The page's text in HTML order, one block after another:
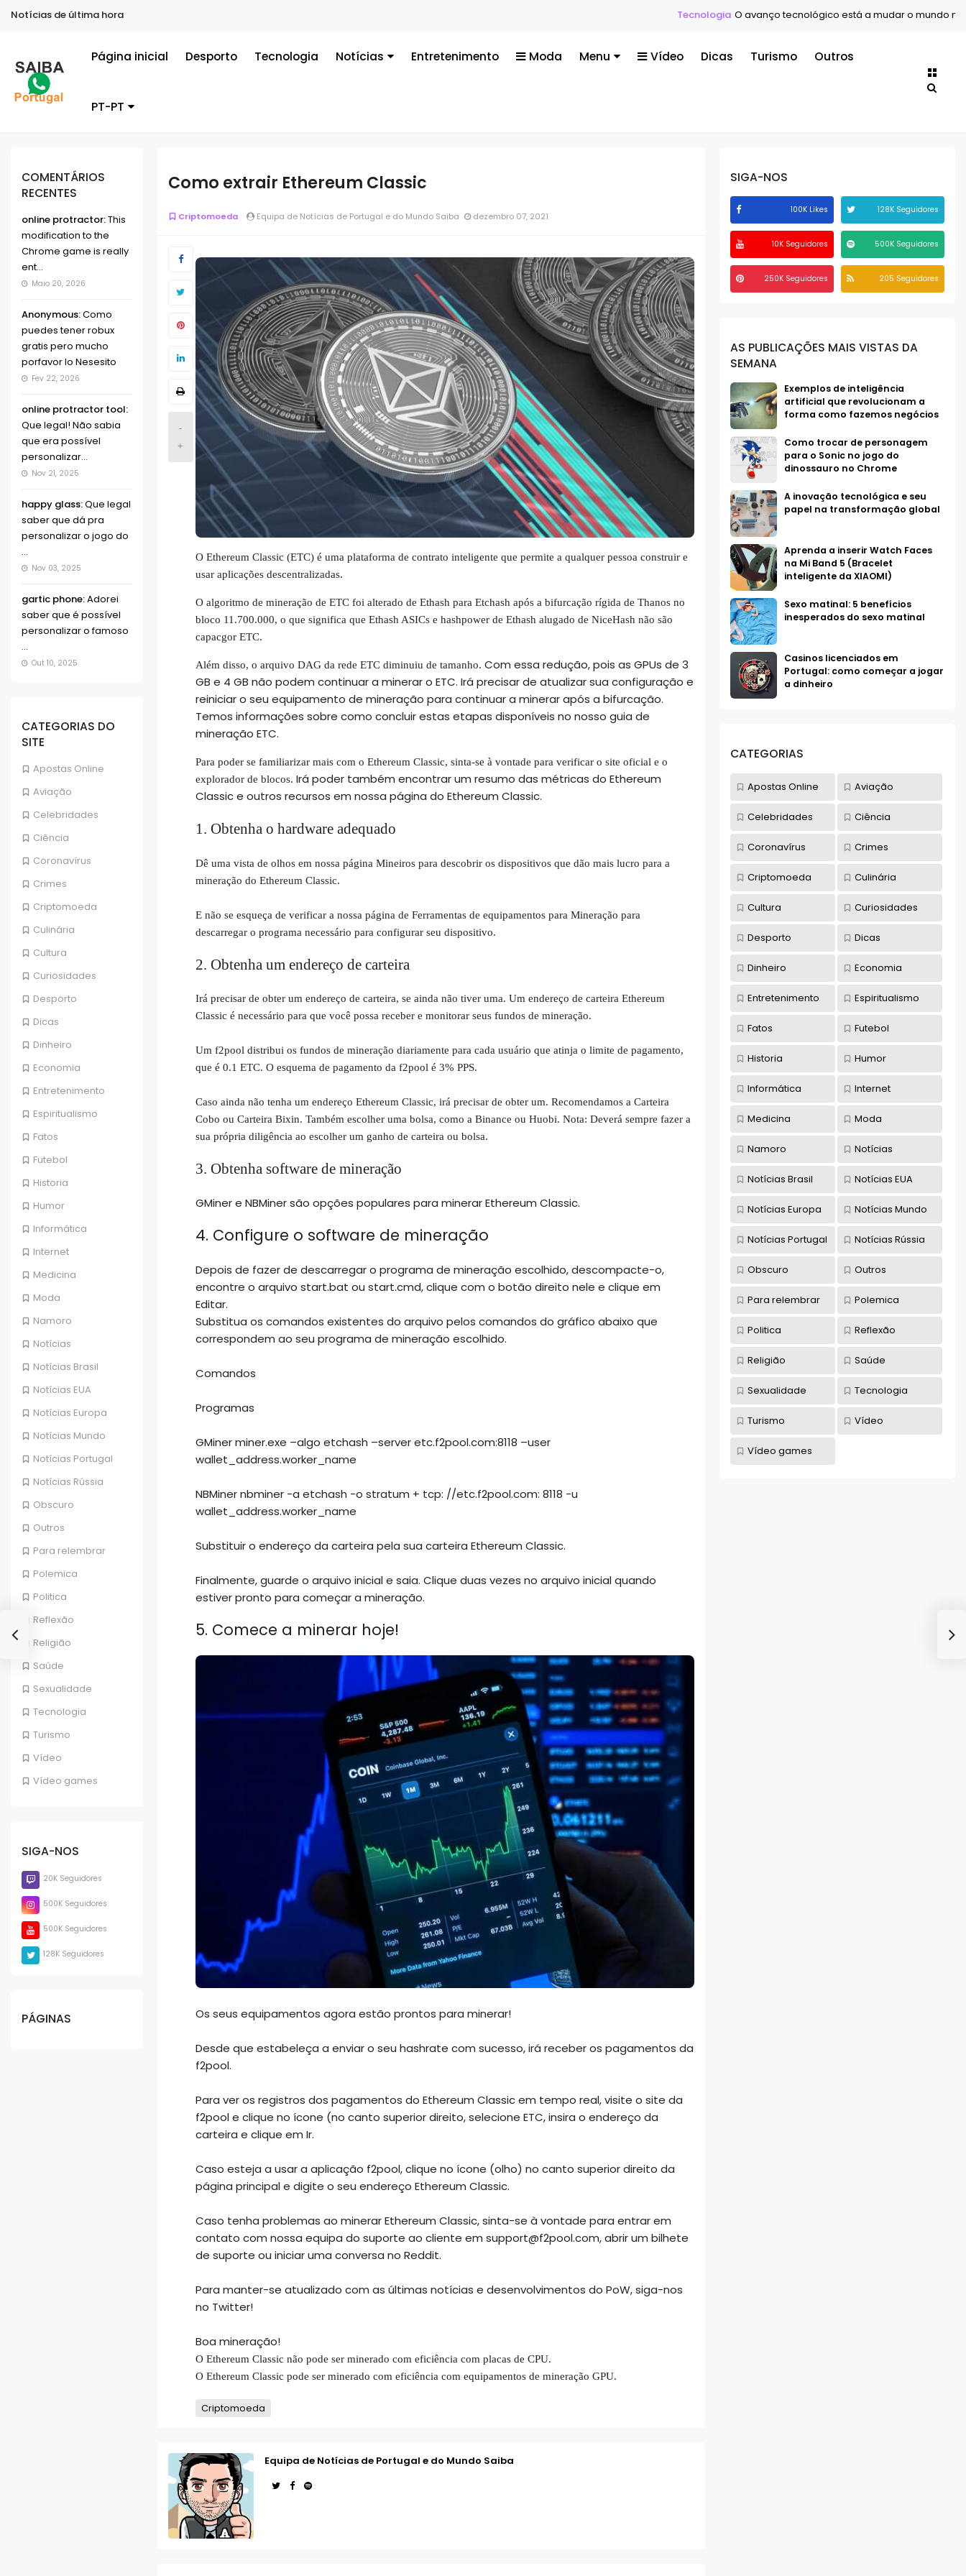
O avanço tecnológico está a mudar o mundo mais rápido do que
Notícias de última hora
Página inicial Desporto Tecnologia Notícias Entretenimento Moda Menu Vídeo Dicas Turismo Outros
PT-PT
COMENTÁRIOS
RECENTES
online protractor:This
modification to the
Chrome game is really
ent...
Maio 20, 2026
Anonymous:Como
puedes tener robux
gratis pero mucho
porfavor lo Nesesito
Fev 22, 2026
online protractor tool:
Que legal! Não sabia
que era possível
personalizar...
Nov 21, 2025
happy glass:Que legal
saber que dá pra
personalizar o jogo do
...
Nov 03, 2025
gartic phone:Adorei
saber que é possível
personalizar o famoso
...
Out 10, 2025
CATEGORIAS DO
SITE
Apostas Online
Aviação
Celebridades
Ciência
Coronavírus
Crimes
Criptomoeda
Culinária
Cultura
Curiosidades
Desporto
Dicas
Dinheiro
Economia
Entretenimento
Espiritualismo
Fatos
Futebol
Historia
Humor
Informática
Internet
Medicina
Moda
Namoro
Notícias
Notícias Brasil
Notícias EUA
Notícias Europa
Notícias Mundo
Notícias Portugal
Notícias Rússia
Obscuro
Outros
Para relembrar
Polemica
Politica
Reflexão
Religião
Saúde
Sexualidade
Tecnologia
Turismo
Vídeo
Vídeo games
SIGA-NOS
20K Seguidores
500K Seguidores
500K Seguidores
128K Seguidores
PÁGINAS
Como extrair Ethereum Classic
Criptomoeda Equipa de Notícias de Portugal e do Mundo Saiba dezembro 07, 2021
-
+
O Ethereum Classic (ETC) é uma plataforma de contrato inteligente que permite a qualquer pessoa construir e
usar aplicações descentralizadas.
O algoritmo de mineração de ETC foi alterado de Ethash para Etchash após a bifurcação rígida de Thanos no
bloco 11.700.000, o que significa que Ethash ASICs e hashpower de Ethash alugado de NiceHash não são
capacgor ETC.
Além disso, o arquivo DAG da rede ETC diminuiu de tamanho. Com essa redução, pois as GPUs de 3
GB e 4 GB não podem continuar a minerar o ETC. Irá precisar de atualizar sua configuração e
reiniciar o seu equipamento de mineração para continuar a minerar após a bifurcação.
Temos informações sobre como concluir estas etapas disponíveis no nosso guia de
mineração ETC.
Para poder se familiarizar mais com o Ethereum Classic, sinta-se à vontade para verificar o site oficial e o
explorador de blocos. Irá poder também encontrar um resumo das métricas do Ethereum
Classic e outros recursos em nossa página do Ethereum Classic.
1. Obtenha o hardware adequado
Dê uma vista de olhos em nossa página Mineiros para descobrir os dispositivos que dão mais lucro para a
mineração do Ethereum Classic.
E não se esqueça de verificar a nossa página de Ferramentas de equipamentos para Mineração para
descarregar o programa necessário para configurar seu dispositivo.
2. Obtenha um endereço de carteira
Irá precisar de obter um endereço de carteira, se ainda não tiver uma. Um endereço de carteira Ethereum
Classic é necessário para que você possa receber e monitorar seus fundos de mineração.
Um f2pool distribui os fundos de mineração diariamente para cada usuário que atinja o limite de pagamento,
que é 0.1 ETC. O esquema de pagamento da f2pool é 3% PPS.
Caso ainda não tenha um endereço Ethereum Classic, irá precisar de obter um. Recomendamos a Carteira
Cobo ou Carteira Bixin. Também escolher uma bolsa, como a Binance ou Huobi. Nota: Deverá sempre fazer a
sua própria diligência ao escolher um ganho de carteira ou bolsa.
3. Obtenha software de mineração
GMiner e NBMiner são opções populares para minerar Ethereum Classic.
4. Configure o software de mineração
Depois de fazer de descarregar o programa de mineração escolhido, descompacte-o,
encontre o arquivo start.bat ou start.cmd, clique com o botão direito nele e clique em
Editar.
Substitua os comandos existentes do arquivo pelos comandos do gráfico abaixo que
correspondem ao seu programa de mineração escolhido.
Comandos
Programas
GMiner miner.exe –algo etchash –server etc.f2pool.com:8118 –user
wallet_address.worker_name
NBMiner nbminer -a etchash -o stratum + tcp: //etc.f2pool.com: 8118 -u
wallet_address.worker_name
Substituir o endereço da carteira pela sua carteira Ethereum Classic.
Finalmente, guarde o arquivo inicial e saia. Clique duas vezes no arquivo inicial quando
estiver pronto para começar a mineração.
5. Comece a minerar hoje!
Os seus equipamentos agora estão prontos para minerar!
Desde que estabeleça a enviar o seu hashrate com sucesso, irá receber os pagamentos da
f2pool.
Para ver os registros dos pagamentos do Ethereum Classic em tempo real, visite o site da
f2pool e clique no ícone (no canto superior direito, selecione ETC, insira o endereço da
carteira e clique em Ir.
Caso esteja a usar a aplicação f2pool, clique no ícone (olho) no canto superior direito da
página principal e digite o seu endereço Ethereum Classic.
Caso tenha problemas ao minerar Ethereum Classic, sinta-se à vontade para entrar em
contato com nossa equipa do suporte ao cliente em support@f2pool.com, abrir um bilhete
de suporte ou iniciar uma conversa no Reddit.
Para manter-se atualizado com as últimas notícias e desenvolvimentos do PoW, siga-nos
no Twitter!
Boa mineração!
O Ethereum Classic não pode ser minerado com eficiência com placas de CPU.
O Ethereum Classic pode ser minerado com eficiência com equipamentos de mineração GPU.
Criptomoeda
Equipa de Notícias de Portugal e do Mundo Saiba
SIGA-NOS
100K Likes 128K Seguidores
10K Seguidores 500K Seguidores
250K Seguidores 205 Seguidores
AS PUBLICAÇÕES MAIS VISTAS DA
SEMANA
Exemplos de inteligência
artificial que revolucionam a
forma como fazemos negócios
Como trocar de personagem
para o Sonic no jogo do
dinossauro no Chrome
A inovação tecnológica e seu
papel na transformação global
Aprenda a inserir Watch Faces
na Mi Band 5 (Bracelet
inteligente da XIAOMI)
Sexo matinal: 5 benefícios
inesperados do sexo matinal
Casinos licenciados em
Portugal: como começar a jogar
a dinheiro
CATEGORIAS
Apostas Online Aviação
Celebridades Ciência
Coronavírus Crimes
Criptomoeda Culinária
Cultura Curiosidades
Desporto Dicas
Dinheiro Economia
Entretenimento Espiritualismo
Fatos Futebol
Historia Humor
Informática Internet
Medicina Moda
Namoro Notícias
Notícias Brasil Notícias EUA
Notícias Europa Notícias Mundo
Notícias Portugal Notícias Rússia
Obscuro Outros
Para relembrar Polemica
Politica Reflexão
Religião Saúde
Sexualidade Tecnologia
Turismo Vídeo
Vídeo games